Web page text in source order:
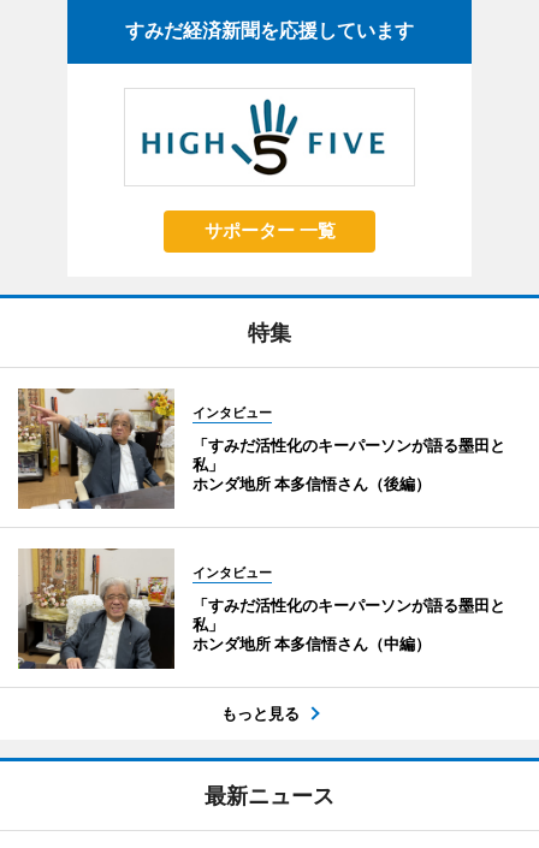
すみだ経済新聞を応援しています
サポーター 一覧
特集
インタビュー
「すみだ活性化のキーパーソンが語る墨田と
私」
ホンダ地所 本多信悟さん（後編）
インタビュー
「すみだ活性化のキーパーソンが語る墨田と
私」
ホンダ地所 本多信悟さん（中編）
もっと見る
最新ニュース